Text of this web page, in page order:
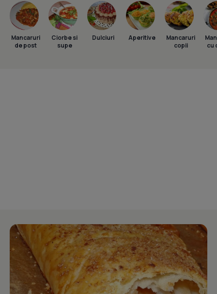
Mancaruri
de post
Ciorbe si
supe
Dulciuri Aperitive
Mancaruri
copii
cu